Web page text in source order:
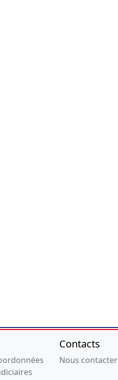
Contacts
Nous contacter